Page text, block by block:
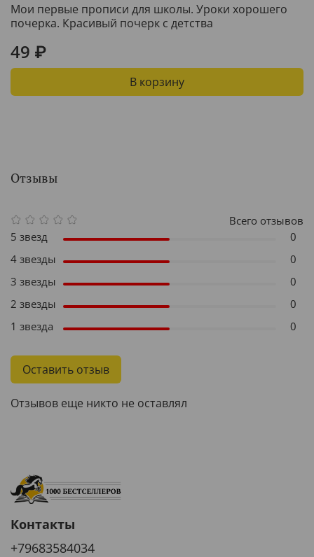
Мои первые прописи для школы. Уроки хорошего
почерка. Красивый почерк с детства
49 ₽
В корзину
Отзывы
Отзывов еще никто не оставлял
Всего отзывов
5 звезд
0
4 звезды
0
3 звезды
0
2 звезды
0
1 звезда
0
Оставить отзыв
Контакты
+79683584034